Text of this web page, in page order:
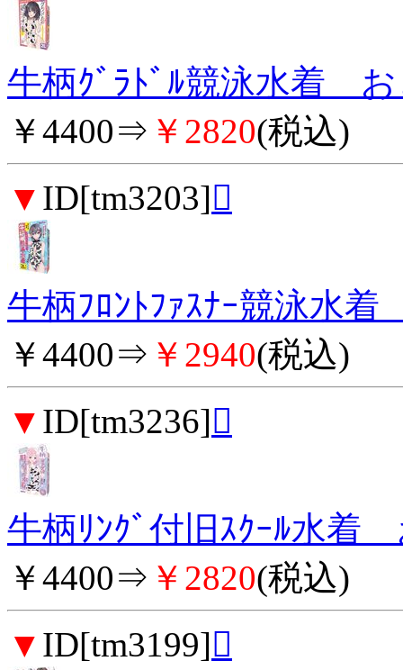
牛柄ｸﾞﾗﾄﾞﾙ競泳水着
￥4400⇒ ￥2820(税込)
▼ ID[tm3203]
牛柄ﾌﾛﾝﾄﾌｧｽﾅｰ競泳水
￥4400⇒ ￥2940(税込)
▼ ID[tm3236]
牛柄ﾘﾝｸﾞ付旧ｽｸｰﾙ水着
￥4400⇒ ￥2820(税込)
▼ ID[tm3199]